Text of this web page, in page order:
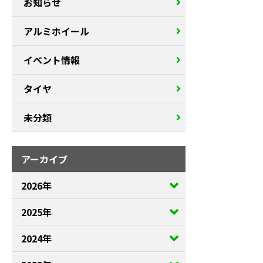
アルミホイール
イベント情報
タイヤ
未分類
アーカイブ
2026年
2025年
2024年